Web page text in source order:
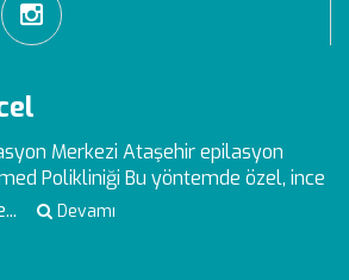
Merkezi Ataşehir epilasyon
Polikliniği Bu yöntemde özel, ince
Devamı